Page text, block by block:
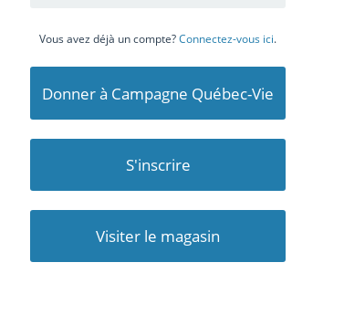
Vous avez déjà un compte?Connectez-vous ici.
Donner à Campagne Québec-Vie
S'inscrire
Visiter le magasin